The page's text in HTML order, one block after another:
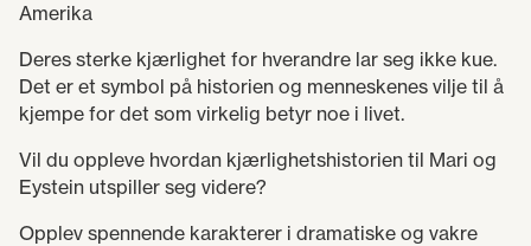
Amerika
Deres sterke kjærlighet for hverandre lar seg ikke kue.
Det er et symbol på historien og menneskenes vilje til å
kjempe for det som virkelig betyr noe i livet.
Vil du oppleve hvordan kjærlighetshistorien til Mari og
Eystein utspiller seg videre?
Opplev spennende karakterer i dramatiske og vakre